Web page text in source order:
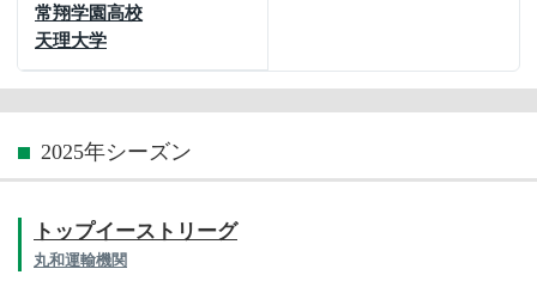
常翔学園高校
天理大学
2025年シーズン
トップイーストリーグ
丸和運輸機関